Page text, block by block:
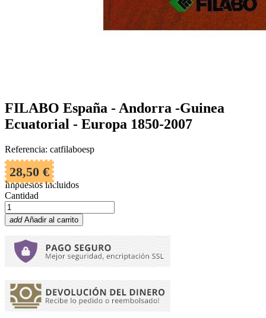
FILABO España - Andorra -Guinea
Ecuatorial - Europa 1850-2007
Referencia: catfilaboesp
28,50 €
Impuestos incluidos
Cantidad
add Añadir al carrito